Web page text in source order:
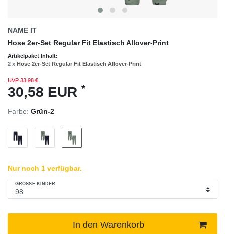
NAME IT
Hose 2er-Set Regular Fit Elastisch Allover-Print
Artikelpaket Inhalt:
2 x Hose 2er-Set Regular Fit Elastisch Allover-Print
UVP 33,98 €
30,58 EUR *
Farbe: Grün-2
Nur noch 1 verfügbar.
GRÖSSE KINDER
In den Warenkorb